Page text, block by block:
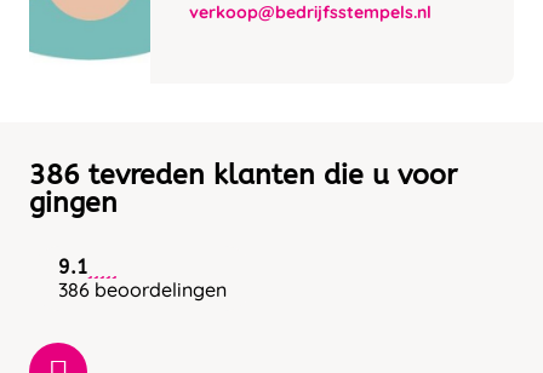
verkoop@bedrijfsstempels.nl
386 tevreden klanten die u voor
gingen
9.1
386 beoordelingen